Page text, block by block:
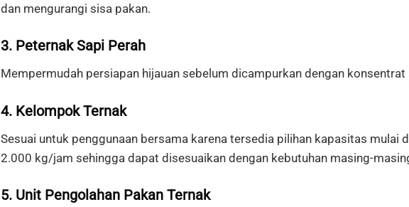
dan mengurangi sisa pakan.
3. Peternak Sapi Perah
Mempermudah persiapan hijauan sebelum dicampurkan dengan konsentrat
4. Kelompok Ternak
Sesuai untuk penggunaan bersama karena tersedia pilihan kapasitas mulai
2.000 kg/jam sehingga dapat disesuaikan dengan kebutuhan masing-
5. Unit Pengolahan Pakan Ternak